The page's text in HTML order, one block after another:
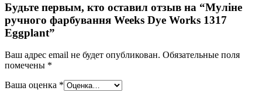
Будьте первым, кто оставил отзыв на “Муліне
ручного фарбування Weeks Dye Works 1317
Eggplant”
Ваш адрес email не будет опубликован. Обязательные поля
помечены *
Ваша оценка *